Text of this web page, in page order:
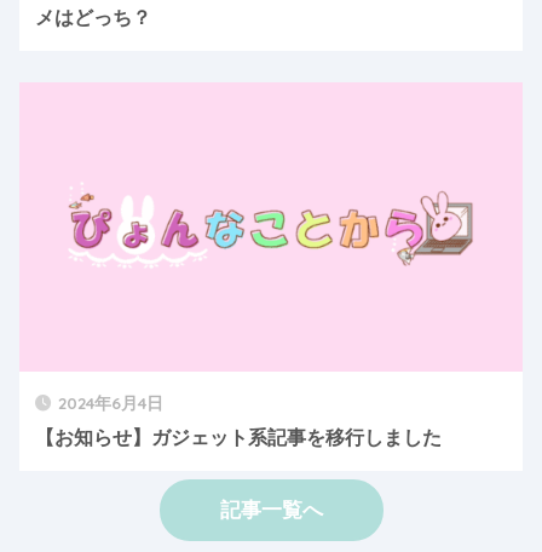
メはどっち？
2024年6月4日
【お知らせ】ガジェット系記事を移行しました
記事一覧へ